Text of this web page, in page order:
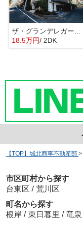
18.5万円/ 2DK
【TOP】城北商事不動産部 >
市区町村から探す
台東区 / 荒川区
町名から探す
根岸 / 東日暮里 / 竜泉